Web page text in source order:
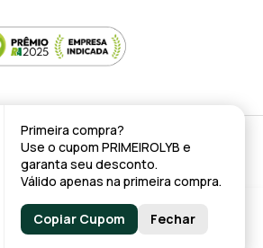
Primeira compra?
Use o cupom PRIMEIROLYB e
garanta seu desconto.
Válido apenas na primeira compra.
Copiar Cupom Fechar